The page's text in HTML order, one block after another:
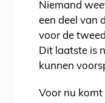
Niemand
een deel van
voor de
Dit laatste is
kunnen
Voor nu komt